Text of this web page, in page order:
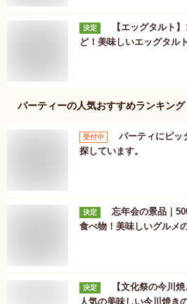
決定
【エッグタルト
ど！美味しいエッグタル
パーティーの人気おすすめランキング
受付中
パーティにピッ
探しています。
決定
忘年会の景品｜
食べ物！美味しいグルメ
決定
【文化祭の今川
人気の美味しい今川焼き